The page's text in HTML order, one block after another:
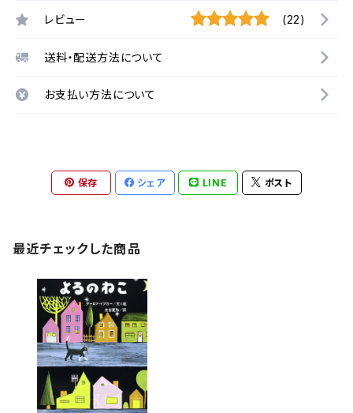
レビュー (22)
送料・配送方法について
お支払い方法について
保存 シェア LINE ポスト
最近チェックした商品